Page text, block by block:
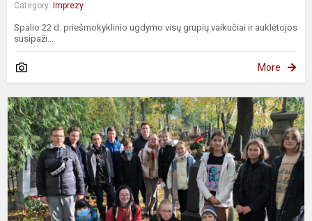
Category: Imprezy
Spalio 22 d. priešmokyklinio ugdymo visų grupių vaikučiai ir auklėtojos
susipaži...
More